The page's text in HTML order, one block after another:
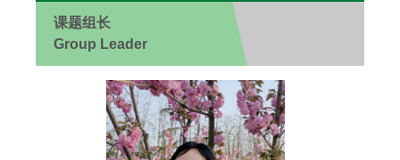
课题组长
Group Leader